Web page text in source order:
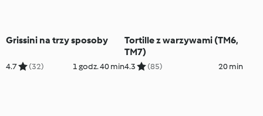
Grissini na trzy sposoby
4.7 (32) 1 godz. 40 min
Tortille z warzywami (TM6,
TM7)
4.3 (85) 20 min